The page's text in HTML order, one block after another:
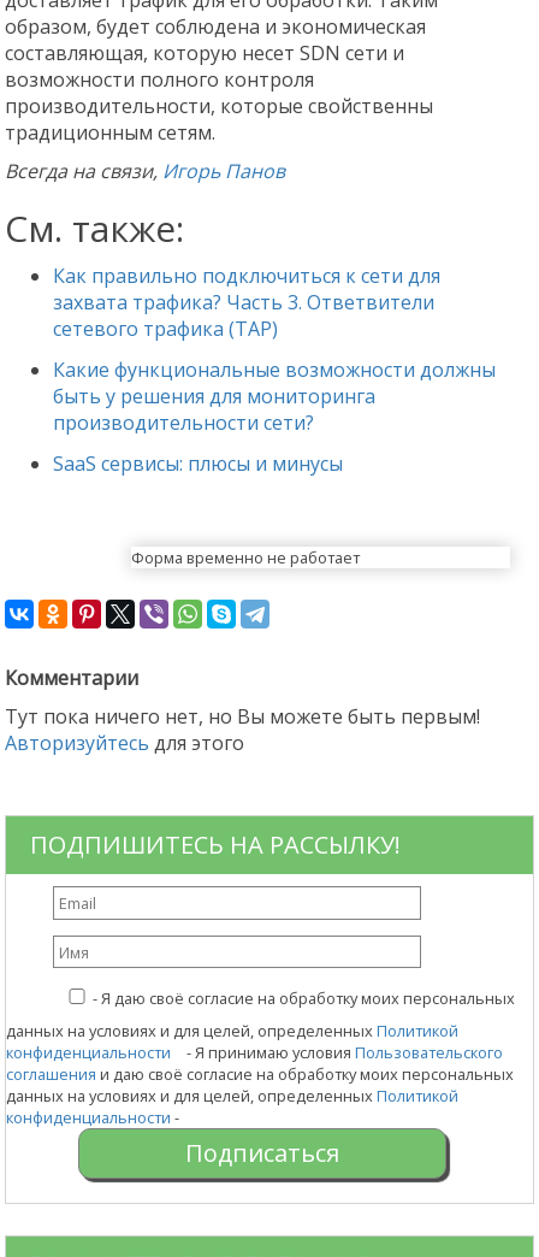
образом, будет соблюдена и экономическая
составляющая, которую несет SDN сети и
возможности полного контроля
производительности, которые свойственны
традиционным сетям.
Всегда на связи, Игорь Панов
См. также:
Как правильно подключиться к сети для
захвата трафика? Часть 3. Ответвители
сетевого трафика (TAP)
Какие функциональные возможности должны
быть у решения для мониторинга
производительности сети?
SaaS сервисы: плюсы и минусы
Форма временно не работает
Комментарии
Тут пока ничего нет, но Вы можете быть первым!
Авторизуйтесь для этого
ПОДПИШИТЕСЬ НА РАССЫЛКУ!
-Я даю своё согласие на обработку моих персональных
данных на условиях и для целей, определенныхПолитикой
конфиденциальности
- Я принимаю условияПользовательского
соглашения и даю своё согласие на обработку моих персональных
данных на условиях и для целей, определенныхПолитикой
конфиденциальности -